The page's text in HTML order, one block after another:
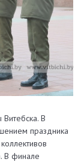
В
праздника
В финале